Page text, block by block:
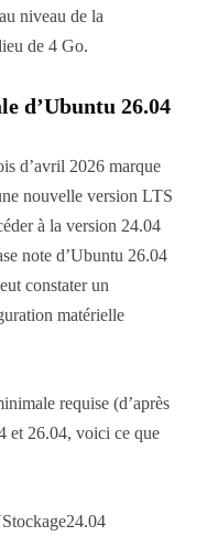
niveau de la
de 4 Go.
d’Ubuntu 26.04
d’avril 2026 marque
nouvelle version LTS
à la version 24.04
note d’Ubuntu 26.04
constater un
matérielle
requise (d’après
et 26.04, voici ce que